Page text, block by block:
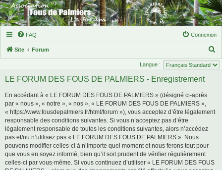
FAQ Connexion
Site Forum
e
Langue :
LE FORUM DES FOUS DE PALMIERS - Enregistrement
En accédant à « LE FORUM DES FOUS DE PALMIERS » (désigné ci-après
par « nous », « notre », « nos », « LE FORUM DES FOUS DE PALMIERS »,
« https://www.fousdepalmiers.fr/html/forum »), vous acceptez d’être légalement
responsable des conditions suivantes. Si vous n’acceptez pas d’être
légalement responsable de toutes les conditions suivantes, alors n’accédez
pas et/ou n’utilisez pas « LE FORUM DES FOUS DE PALMIERS ». Nous
pouvons modifier celles-ci à n’importe quel moment et nous ferons tout pour
que vous en soyez informé, bien qu’il soit prudent de vérifier régulièrement
celles-ci par vous-même. Si vous continuez d’utiliser « LE FORUM DES FOUS